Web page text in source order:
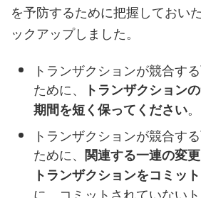
を予防するために把握しておい
ックアップしました。
トランザクションが競合す
ために、
トランザクション
期間を短く保ってください。
トランザクションが競合す
ために、 関連する一連の変
トランザクションをコミッ
に、コミットされていない